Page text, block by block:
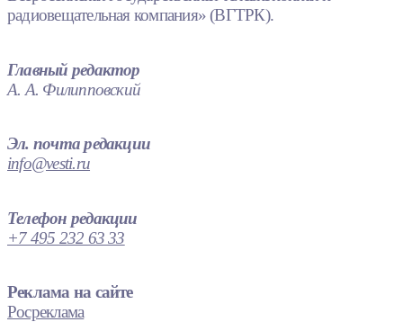
радиовещательная компания» (ВГТРК).
Главный редактор
А. А. Филипповский
Эл. почта редакции
info@vesti.ru
Телефон редакции
+7 495 232 63 33
Реклама на сайте
Росреклама